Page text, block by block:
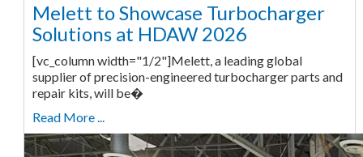
Melett to Showcase Turbocharger
Solutions at HDAW 2026
[vc_column width="1/2"]Melett, a leading global
supplier of precision-engineered turbocharger parts and
repair kits, will be�
Read More ...